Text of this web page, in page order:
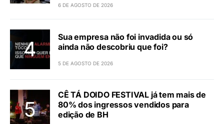
6 DE AGOSTO DE 2026
Sua empresa não foi invadida ou só
ainda não descobriu que foi?
5 DE AGOSTO DE 2026
CÊ TÁ DOIDO FESTIVAL já tem mais de
80% dos ingressos vendidos para
edição de BH